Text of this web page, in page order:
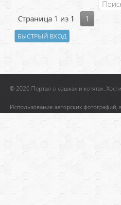
Страница 1 из 1 1
© 2026 Портал о кошках и котятах.
Использование авторских фотографий,